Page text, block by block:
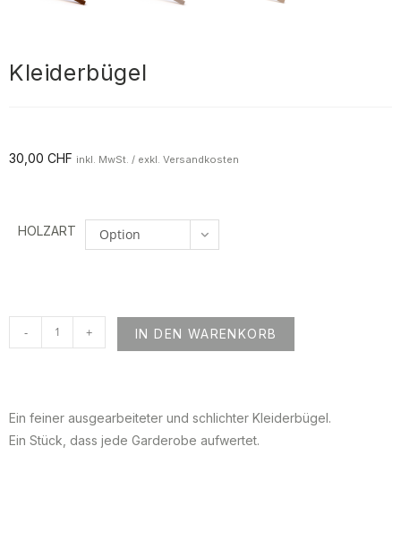
Kleiderbügel
30,00 CHF inkl. MwSt. / exkl. Versandkosten
HOLZART
Option
- + IN DEN WARENKORB
Ein feiner ausgearbeiteter und schlichter Kleiderbügel.
Ein Stück, dass jede Garderobe aufwertet.